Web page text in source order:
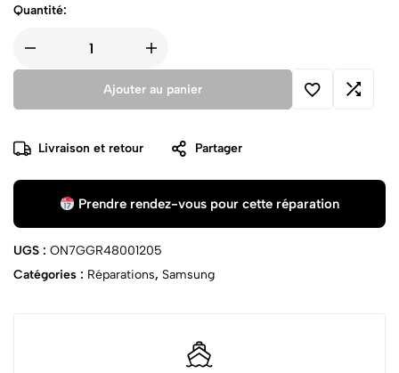
Quantité:
Ajouter au panier
Livraison et retour Partager
Prendre rendez-vous pour cette réparation
UGS : ON7GGR48001205
Catégories : Réparations, Samsung